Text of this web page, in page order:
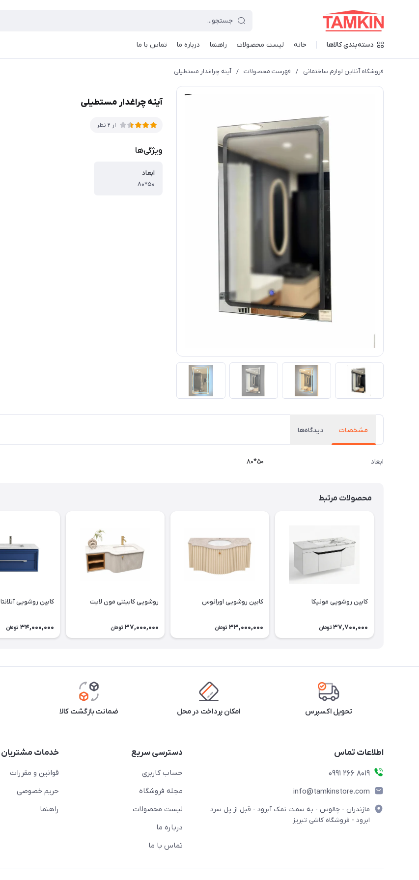
دسته‌بندی کالاها خانه لیست محصولات راهنما درباره ما تماس با ما
فروشگاه آنلاین لوازم ساختمانی / فهرست محصولات / آینه چراغدار مستطیلی
آینه چراغدار مستطیلی
از 2 نظر
ویژگی‌ها
ابعاد
۵۰*۸۰
مشخصات دیدگاه‌ها
ابعاد ۵۰*۸۰
محصولات مرتبط
کابین روشویی مونیکا
37,700,000 تومان
کابین روشویی اورانوس
33,000,000 تومان
روشویی کابینتی مون لایت
37,000,000 تومان
کابین روشویی آتلانتا
34,000,000 تومان
تحویل اکسپرس امکان پرداخت در محل ضمانت بازگشت کالا
اطلاعات تماس
8019 266 0991
info@tamkinstore.com
مازندران - چالوس - به سمت نمک آبرود - قبل از پل سرد
ابرود - فروشگاه کاشی تبریز
دسترسی سریع
حساب کاربری
مجله فروشگاه
لیست محصولات
درباره ما
تماس با ما
خدمات مشتریان
قوانین و مقررات
حریم خصوصی
راهنما